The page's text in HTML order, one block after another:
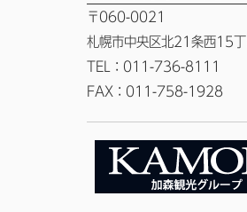
〒060-0021
札幌市中央区北21条西15
TEL：011-736-8111
FAX：011-758-1928